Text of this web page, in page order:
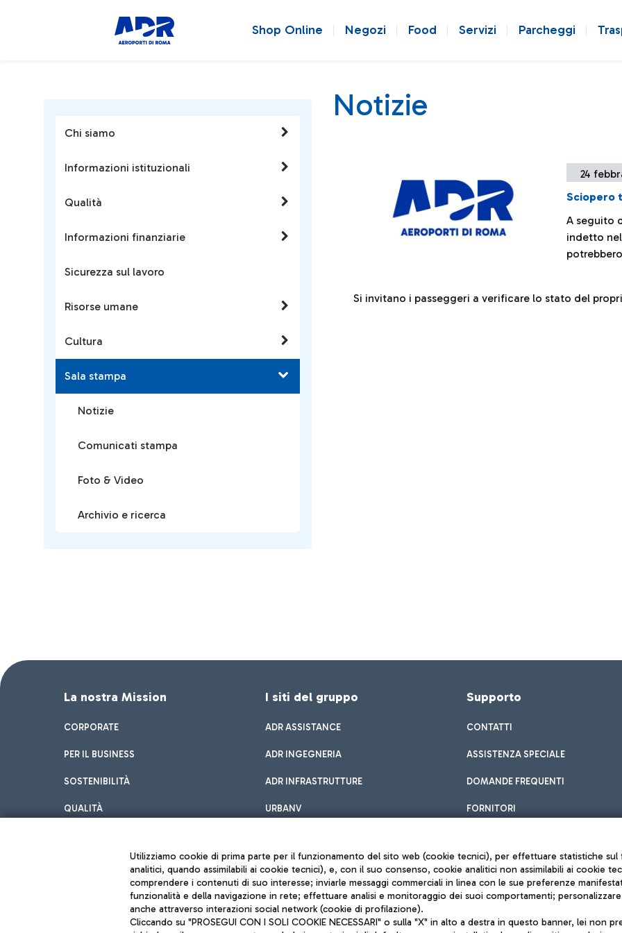
Shop Online Negozi Food Servizi Parcheggi
Chi siamo
Informazioni istituzionali
Qualità
Informazioni finanziarie
Sicurezza sul lavoro
Risorse umane
Cultura
Sala stampa
Notizie
Comunicati stampa
Foto & Video
Archivio e ricerca
Notizie
24
Sciopero
A seguito
indetto
Si invitano i passeggeri a verificare lo stato del
La nostra Mission
CORPORATE
PER IL BUSINESS
SOSTENIBILITÀ
QUALITÀ
I siti del gruppo
ADR ASSISTANCE
ADR INGEGNERIA
ADR INFRASTRUTTURE
URBANV
Supporto
CONTATTI
ASSISTENZA SPECIALE
DOMANDE FREQUENTI
FORNITORI
Note legali
Utilizziamo cookie di prima parte per il funzionamento del sito web (cookie tecnici), per effettuare statistiche
analitici, quando assimilabili ai cookie tecnici), e, con il suo consenso, cookie analitici non assimilabili ai cookie
comprendere i contenuti di suo interesse; inviarle messaggi commerciali in linea con le sue preferenze
funzionalità e della navigazione in rete; effettuare analisi e monitoraggio dei suoi comportamenti;
anche attraverso interazioni social network (cookie di profilazione).
Cliccando su "PROSEGUI CON I SOLI COOKIE NECESSARI" o sulla "X" in alto a destra in questo banner, lei non